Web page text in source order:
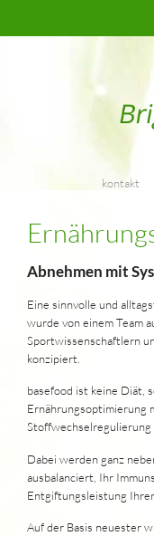
kontakt
Abnehmen mit
Eine sinnvolle und
wurde von einem Team
Sportwissenschaftlern
konzipiert.
basefood ist keine Diät,
Ernährungsoptimierung
Stoffwechselregulierung
Dabei werden ganz
ausbalanciert, Ihr
Entgiftungsleistung
Auf der Basis neuester